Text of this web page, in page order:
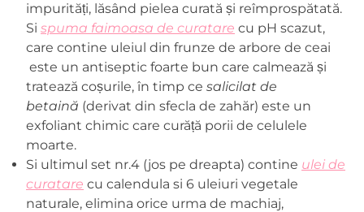
impurități, lăsând pielea curată și reîmprospătată.
Si spuma faimoasa de curatare cu pH scazut,
care contine uleiul din frunze de arbore de ceai
este un antiseptic foarte bun care calmează și
tratează coșurile, în timp ce salicilat de
betaină (derivat din sfecla de zahăr) este un
exfoliant chimic care curăță porii de celulele
moarte.
Si ultimul set nr.4 (jos pe dreapta) contine ulei de
curatare cu calendula si 6 uleiuri vegetale
naturale, elimina orice urma de machiaj,